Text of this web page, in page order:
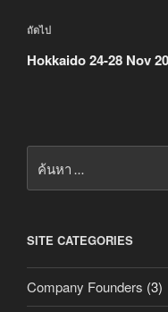
เรื่อง
ถัด
ถัดไป
Hokkaido 24-28 Nov
SITE CATEGORIES
Company Founders (3)